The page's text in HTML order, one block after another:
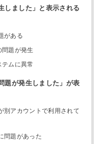
しました」と表示される
がある
題が発生
ムに異常
題が発生しました」が表
別アカウントで利用されて
問題があった